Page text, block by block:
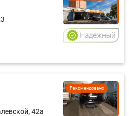
Рекомендовано
42а